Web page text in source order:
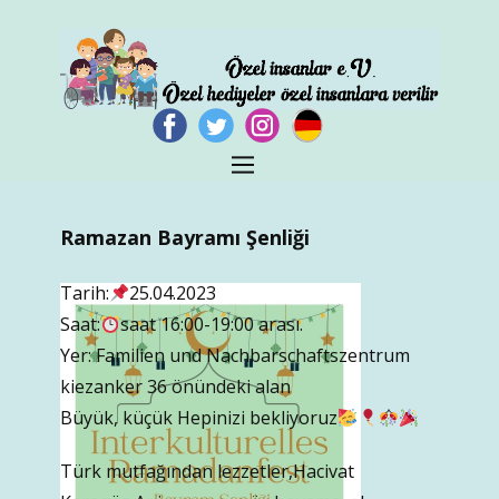
Ramazan Bayramı Şenliği
Tarih:
25.04.2023
Saat:
saat 16:00-19:00 arası.
Yer: Familien und Nachbarschaftszentrum
kiezanker 36 önündeki alan
Büyük, küçük Hepinizi bekliyoruz
Türk mutfağından lezzetler,Hacivat